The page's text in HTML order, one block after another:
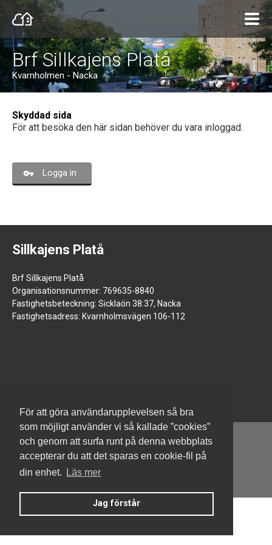
För att göra användarupplevelsen så bra
som möjligt använder vi så kallade ”cookies”
och genom att surfa runt på denna webbplats
accepterar du att det sparas en cookie-fil på
din enhet.
Läs mer
Jag förstår
Brf Sillkajens Platå
Kvarnholmen - Nacka
Skyddad sida
För att besöka den här sidan behöver du vara inloggad.
Logga in
Sillkajens Platå
Brf Sillkajens Platå
Organisationsnummer: 769635-8840
Fastighetsbeteckning: Sicklaön 38:37, Nacka
Fastighetsadress: Kvarnholmsvägen 106-112
Denna hemsida är byggd med Smart Brf ®